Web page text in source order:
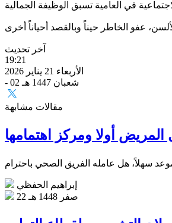
آخر تحديث
19:21
الأربعاء 21 يناير 2026
- 02 شعبان 1447 هـ
مقالات مشابهة
المريض أولا ومركز اهتمامها
إبراهيم الحفظي
22 صفر 1448 هـ